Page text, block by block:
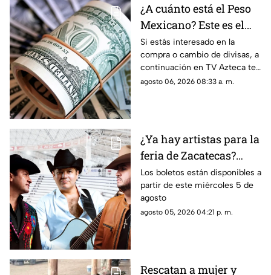
¿A cuánto está el Peso
Mexicano? Este es el
precio del dólar hoy
jueves 6 de agosto en
Zacatecas
Si estás interesado en la
compra o cambio de divisas, a
continuación en TV Azteca te
informamos cuál es el precio
agosto 06, 2026 08:33 a. m.
¿Ya hay artistas para la
feria de Zacatecas?
Confirman tres grandes
del regional mexicano
en el Lienzo Charro
Los boletos están disponibles a
partir de este miércoles 5 de
agosto
agosto 05, 2026 04:21 p. m.
Rescatan a mujer y